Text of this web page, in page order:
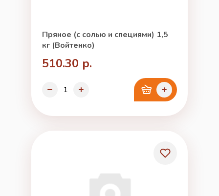
Пряное (с солью и специями) 1,5
кг (Войтенко)
510.30 р.